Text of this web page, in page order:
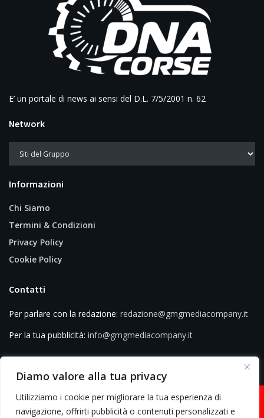
Diamo valore alla tua privacy
Utilizziamo i cookie per migliorare la tua esperienza di
navigazione, offrirti pubblicità o contenuti personalizzati e
E’ un portale di news ai sensi del D.L. 7/5/2001 n. 62
Network
Informazioni
Chi Siamo
Termini & Condizioni
Privacy Policy
Cookie Policy
Contatti
Per parlare con la redazione: redazione@gmgmediacompany.it
Per la tua pubblicità: info@gmgmediacompany.it